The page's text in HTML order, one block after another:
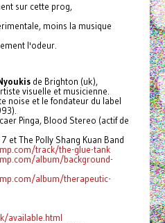
sur cette prog,
moins la musique
l'odeur.
de Brighton (uk),
visuelle et musicienne.
noise et le fondateur du label
Pinga, Blood Stereo (actif de
et The Polly Shang Kuan Band
track/the-glue-tank
album/background-
album/therapeutic-
available.html